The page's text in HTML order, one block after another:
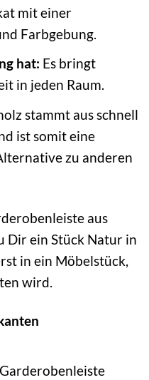
mit einer
Farbgebung.
hat: Es bringt
in jeden Raum.
stammt aus schnell
ist somit eine
zu anderen
aus
Dir ein Stück Natur in
in ein Möbelstück,
wird.